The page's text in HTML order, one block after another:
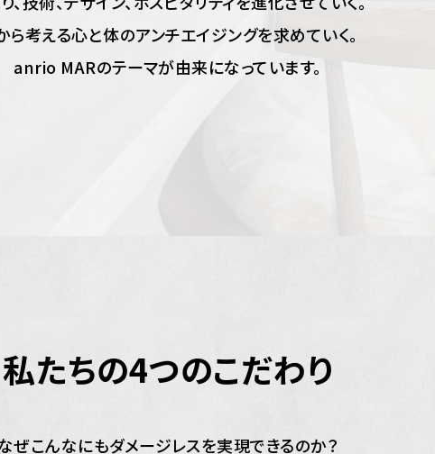
ら考える心と体のアンチエイジングを求めていく。
anrio MARのテーマが由来になっています。
私たちの4つのこだわり
ぜこんなにもダメージレスを実現できるのか？